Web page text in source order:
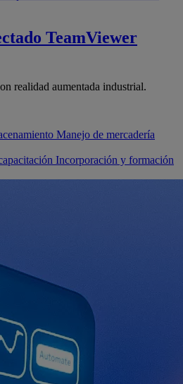
TeamViewer
realidad aumentada industrial.
Manejo de mercadería
Incorporación y formación